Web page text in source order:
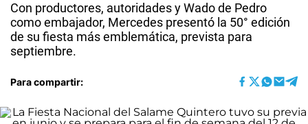
Con productores, autoridades y Wado de Pedro
como embajador, Mercedes presentó la 50° edición
de su fiesta más emblemática, prevista para
septiembre.
Para compartir: